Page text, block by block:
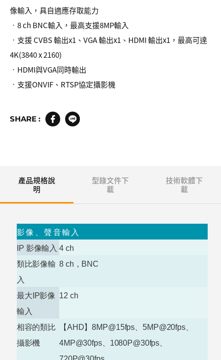
像輸入，具自適應存取能力
•8 ch BNC輸入，最高支援8MP輸入
•支援 CVBS 輸出x1、VGA 輸出x1、HDMI 輸出x1，最高可達
4K(3840 x 2160)
•HDMI與VGA同時輸出
•支援ONVIF、RTSP協定攝影機
SHARE :
產品規格說
明
型錄文件下
載
技術軟體下
載
影像、聲音輸入
IP 影像輸入 4 ch
類比影像輸
入
8 ch ， BNC
最大 IP影像
輸入
12 ch
相容的類比
攝影機
【AHD】8MP@15fps 5MP@20fps、
4MP@30fps、 1080P@30fps